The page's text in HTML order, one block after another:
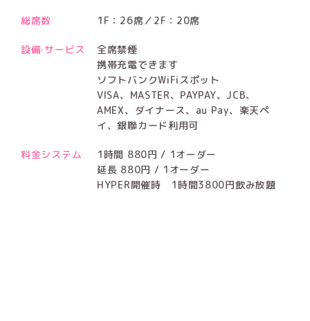
総席数 1F：26席／2F：20席
設備·サービス
全席禁煙
携帯充電できます
ソフトバンクWiFiスポット
VISA、MASTER、PAYPAY、JCB、
AMEX、ダイナース、au Pay、楽天ペ
イ、銀聯カード利用可
料金システム
1時間 880円 / 1オーダー
延長 880円 / 1オーダー
HYPER開催時 1時間3800円飲み放題